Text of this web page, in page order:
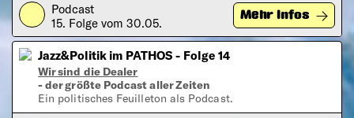
Play Podcast
15. Folge vom 30.05.
Mehr Infos
Jazz&Politik im PATHOS - Folge 14
Wir sind die Dealer
- der größte Podcast aller Zeiten
Ein politisches Feuilleton als Podcast.